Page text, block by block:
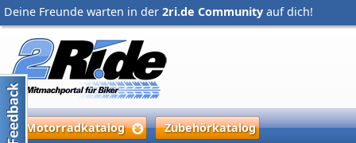
Deine Freunde warten in der 2ri.de Community auf dich!
Motorradkatalog Zubehörkatalog